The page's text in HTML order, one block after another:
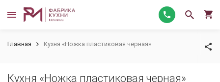
Главная Кухня «Ножка пластиковая черная»
Кухня «Ножка пластиковая черная»